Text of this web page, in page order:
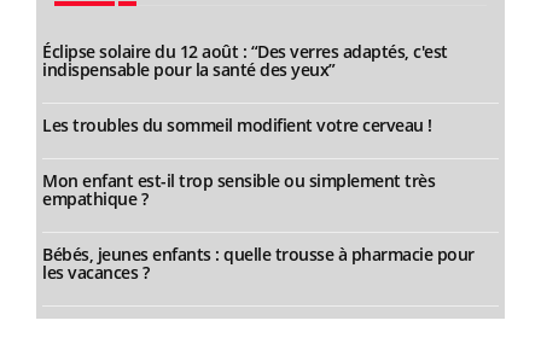
Éclipse solaire du 12 août : “Des verres adaptés, c'est
indispensable pour la santé des yeux”
Les troubles du sommeil modifient votre cerveau !
Mon enfant est-il trop sensible ou simplement très
empathique ?
Bébés, jeunes enfants : quelle trousse à pharmacie pour
les vacances ?